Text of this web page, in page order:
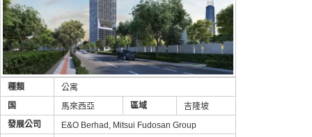
種類
公寓
国
馬來西亞 區域
吉隆坡
發展公司
E&O Berhad, Mitsui Fudosan Group